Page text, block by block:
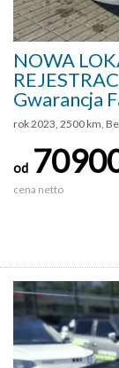
NOWA
Gwarancja
rok 2023, 2500 km,
od
cena netto